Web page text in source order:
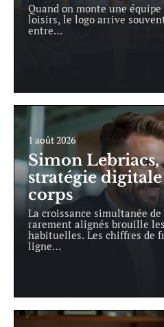
Quand on monte une
loisirs, le logo arrive
entre…
1 août 2026
Simon Lebriacs,
stratégie
corps
La croissance simultanée
rarement alignés brouille
habituelles. Les chiffres de
ligne…